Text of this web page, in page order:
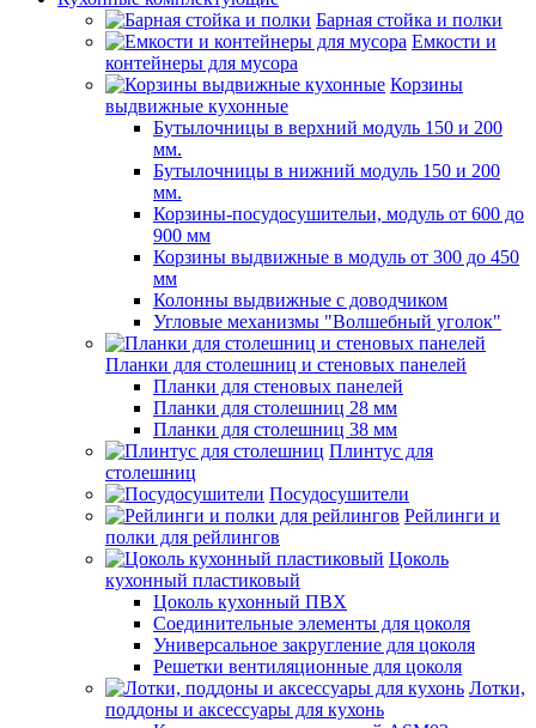
Барная стойка и полки
Емкости и
контейнеры для мусора
Корзины
выдвижные кухонные
Бутылочницы в верхний модуль 150 и 200
мм.
Бутылочницы в нижний модуль 150 и 200
мм.
Корзины-посудосушительи, модуль от 600 до
900 мм
Корзины выдвижные в модуль от 300 до 450
мм
Колонны выдвижные с доводчиком
Угловые механизмы "Волшебный уголок"
Планки для столешниц и стеновых панелей
Планки для стеновых панелей
Планки для столешниц 28 мм
Планки для столешниц 38 мм
Плинтус для
столешниц
Посудосушители
Рейлинги и
полки для рейлингов
Цоколь
кухонный пластиковый
Цоколь кухонный ПВХ
Соединительные элементы для цоколя
Универсальное закругление для цоколя
Решетки вентиляционные для цоколя
Лотки,
поддоны и аксессуары для кухонь